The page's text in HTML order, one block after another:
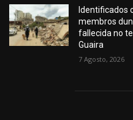
Identificados
membros
fallecida no
Guaira
7 Agosto, 2026